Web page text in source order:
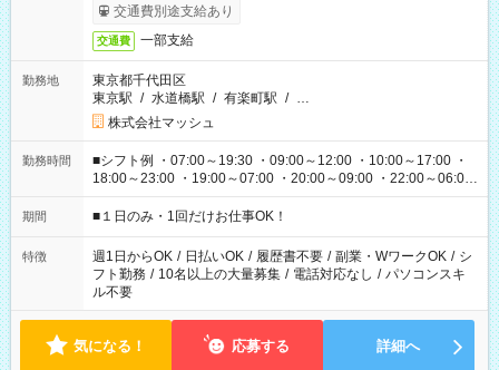
交通費別途支給あり
交通費 一部支給
勤務地
東京都千代田区
東京駅 / 水道橋駅 / 有楽町駅 / …
株式会社マッシュ
勤務時間
■シフト例 ・07:00～19:30 ・09:00～12:00 ・10:00～17:00 ・
18:00～23:00 ・19:00～07:00 ・20:00～09:00 ・22:00～06:00
etc ★最短で3時間で5,120円のお仕事から 15時間で2万円近く稼
げるお仕事も！ ご希望のお時間に合わせてご紹介！ ※シフトは
ください！
期間 ■１日のみ・1回だけお仕事OK！
特徴 週1日からOK / 日払いOK / 履歴書不要 / 副業・WワークOK / シ
フト勤務 / 10名以上の大量募集 / 電話対応なし / パソコンスキ
ル不要
気になる！ 応募する 詳細へ